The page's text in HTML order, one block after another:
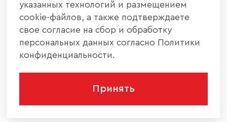
указанных технологий и размещением
cookie-файлов, а также подтверждаете
свое согласие на сбор и обработку
персональных данных согласно Политики
конфиденциальности.
Принять